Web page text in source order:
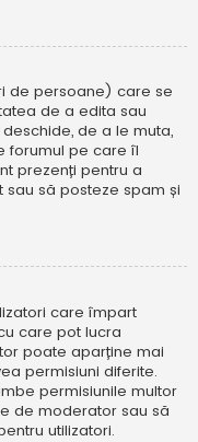
de persoane) care se
de a edita sau
de a le muta,
forumul pe care îl
prezenți pentru a
să posteze spam și
care împart
care pot lucra
poate aparține mai
permisiuni diferite.
permisiunile multor
de moderator sau să
utilizatori.